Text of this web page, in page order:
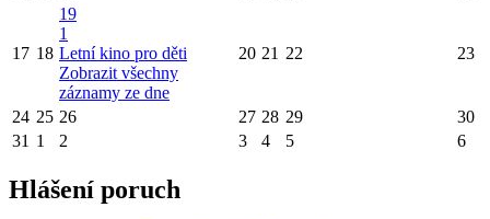
17 18
19
1
Letní kino pro děti
Zobrazit všechny
záznamy ze dne
20 21 22 23
24 25 26 27 28 29
30
31 1 2 3 4 5 6
Hlášení poruch